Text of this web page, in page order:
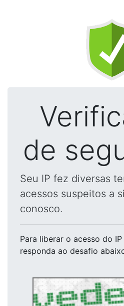
de
Seu IP fez diversas
acessos suspeitos a
conosco.
Para liberar o acesso do IP
responda ao desafio